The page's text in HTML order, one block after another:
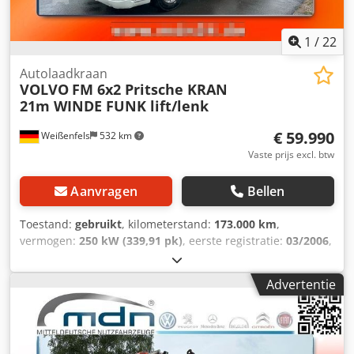
1 /22
Weißenfels 532 km
Autolaadkraan
VOLVO FM 6x2 Pritsche KRAN
21m WINDE FUNK lift/lenk
€ 59.990
Vaste prijs excl. btw
Aanvragen Bellen
Toestand: gebruikt, kilometerstand: 173.000 km,
vermogen: 250 kW (339,91 pk), eerste registratie: 03/2006,
, totaalgewicht:
asconfiguratie:3 assen, kleur:wit, soort overbrenging:
automatisch, emissieklasse:
, laadruimte lengte:
5.200 mm
, Uitrusting:ABS, airconditioning, elektronisch
stabiliteitsprogramma (ESP), kraan, Int.-nr.: 073 goed
onderhouden VOLVO FM 6x2 met HIAB-kraan * VOLVO * FM
Advertentie